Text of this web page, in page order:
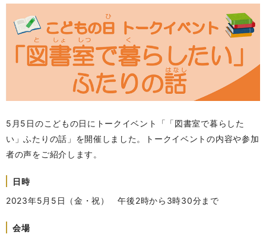
5月5日のこどもの日にトークイベント「「図書室で暮らした
い」ふたりの話」を開催しました。トークイベントの内容や参加
者の声をご紹介します。
日時
2023年5月5日（金・祝） 午後2時から3時30分まで
会場